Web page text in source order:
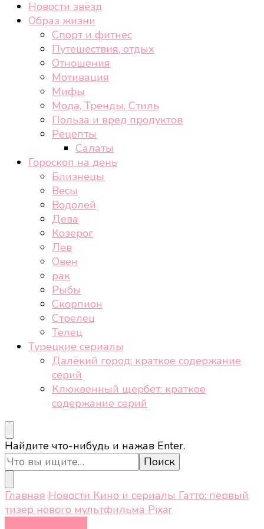
Новости звёзд
Образ жизни
Спорт и фитнес
Путешествия, отдых
Отношения
Мотивация
Мифы
Мода, Тренды, Стиль
Польза и вред продуктов
Рецепты
Салаты
Гороскоп на день
Близнецы
Весы
Водолей
Дева
Козерог
Лев
Овен
рак
Рыбы
Скорпион
Стрелец
Телец
Турецкие сериалы
Далёкий город: краткое содержание
серий
Клюквенный щербет: краткое
содержание серий
Ищите
что-
то?
Найдите что-нибудь и нажав Enter.
Главная Новости Кино и сериалы Гатто: первый
тизер нового мультфильма Pixar